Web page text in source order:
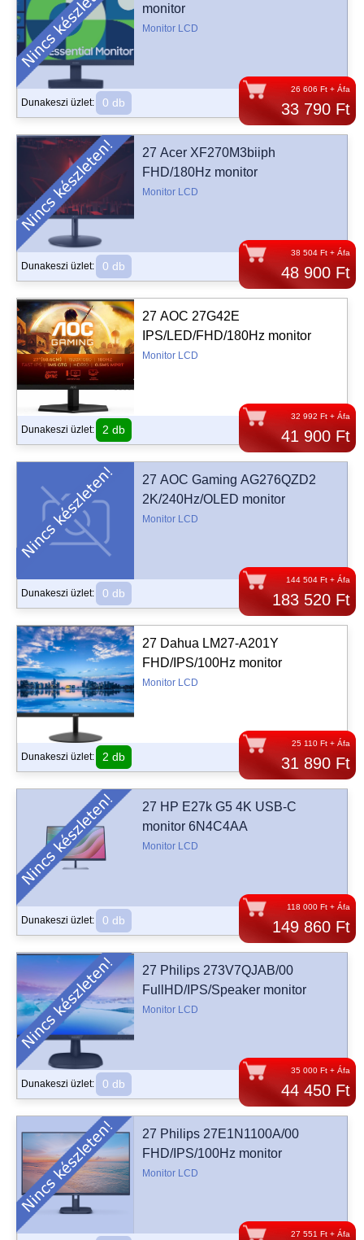
26 606 Ft + Áfa
33 790 Ft
monitor
Monitor LCD
Dunakeszi üzlet: 0 db
38 504 Ft + Áfa
48 900 Ft
27 Acer XF270M3biiph
FHD/180Hz monitor
Monitor LCD
Dunakeszi üzlet: 0 db
32 992 Ft + Áfa
41 900 Ft
27 AOC 27G42E
IPS/LED/FHD/180Hz monitor
Monitor LCD
Dunakeszi üzlet: 2 db
144 504 Ft + Áfa
183 520 Ft
27 AOC Gaming AG276QZD2
2K/240Hz/OLED monitor
Monitor LCD
Dunakeszi üzlet: 0 db
25 110 Ft + Áfa
31 890 Ft
27 Dahua LM27-A201Y
FHD/IPS/100Hz monitor
Monitor LCD
Dunakeszi üzlet: 2 db
118 000 Ft + Áfa
149 860 Ft
27 HP E27k G5 4K USB-C
monitor 6N4C4AA
Monitor LCD
Dunakeszi üzlet: 0 db
35 000 Ft + Áfa
44 450 Ft
27 Philips 273V7QJAB/00
FullHD/IPS/Speaker monitor
Monitor LCD
Dunakeszi üzlet: 0 db
27 551 Ft + Áfa
27 Philips 27E1N1100A/00
FHD/IPS/100Hz monitor
Monitor LCD